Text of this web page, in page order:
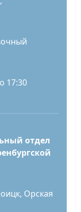
17:30
отдел
Орская